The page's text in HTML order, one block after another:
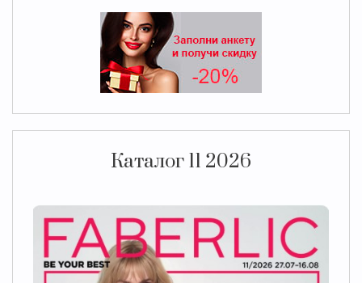
Каталог 11 2026